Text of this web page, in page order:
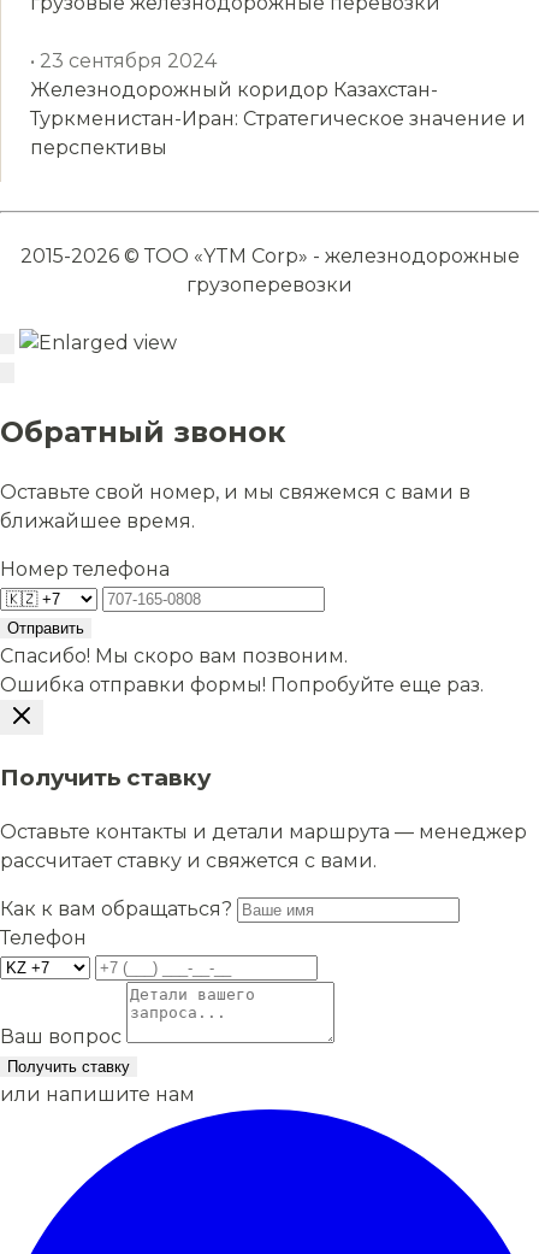
• 23 сентября 2024
Железнодорожный коридор Казахстан-
Туркменистан-Иран: Стратегическое значение и
перспективы
2015-2026 © ТОО «YTM Corp» - железнодорожные
грузоперевозки
Обратный звонок
Оставьте свой номер, и мы свяжемся с вами в
ближайшее время.
Номер телефона
Отправить
Спасибо! Мы скоро вам позвоним.
Ошибка отправки формы! Попробуйте еще раз.
Получить ставку
Оставьте контакты и детали маршрута — менеджер
рассчитает ставку и свяжется с вами.
Как к вам обращаться?
Телефон
Ваш вопрос
Получить ставку
или напишите нам